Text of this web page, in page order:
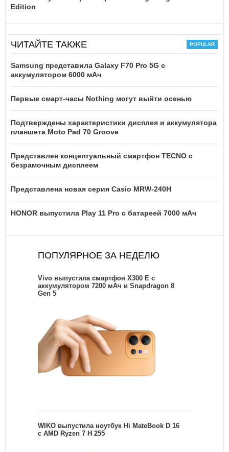
Edition
ЧИТАЙТЕ ТАКЖЕ
Samsung представила Galaxy F70 Pro 5G с
аккумулятором 6000 мАч
Первые смарт-часы Nothing могут выйти осенью
Подтверждены характеристики дисплея и аккумулятора
планшета Moto Pad 70 Groove
Представлен концептуальный смартфон TECNO с
безрамочным дисплеем
Представлена новая серия Casio MRW-240H
HONOR выпустила Play 11 Pro с батареей 7000 мАч
ПОПУЛЯРНОЕ ЗА НЕДЕЛЮ
Vivo выпустила смартфон X300 E с
аккумулятором 7200 мАч и Snapdragon 8
Gen 5
WIKO выпустила ноутбук Hi MateBook D 16
с AMD Ryzen 7 H 255